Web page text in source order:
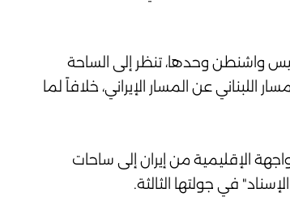
واشنطن وحدها، تنظر إلى الساحة
اللبناني عن المسار الإيراني، خلافاً لما
الإقليمية من إيران إلى ساحات
في جولتها الثالثة.